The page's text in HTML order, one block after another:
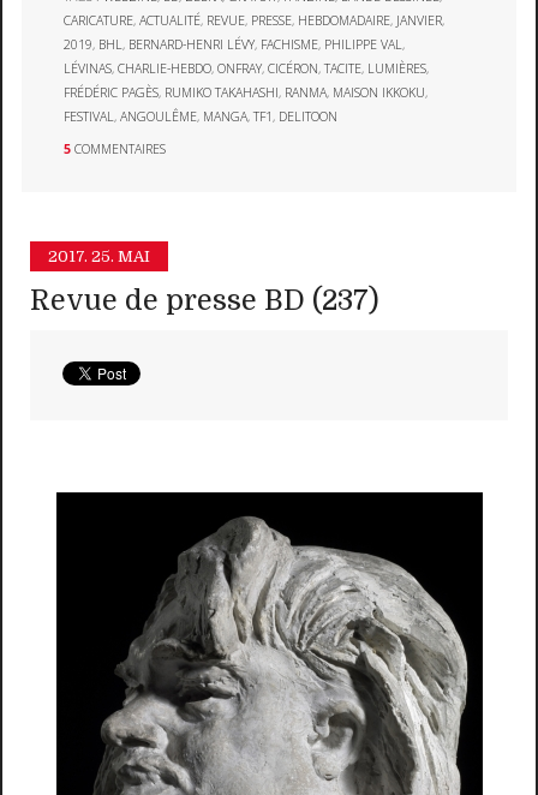
CARICATURE,ACTUALITÉ, REVUE, PRESSE, HEBDOMADAIRE, JANVIER,
2019, BHL, BERNARD-HENRI LÉVY, FACHISME, PHILIPPE VAL,
LÉVINAS,CHARLIE-HEBDO,ONFRAY,CICÉRON,TACITE, LUMIÈRES,
FRÉDÉRIC PAGÈS, RUMIKO TAKAHASHI, RANMA, MAISON IKKOKU,
FESTIVAL,ANGOULÊME, MANGA,TF1, DELITOON
5 COMMENTAIRES
2017. 25. MAI
Revue de presse BD (237)